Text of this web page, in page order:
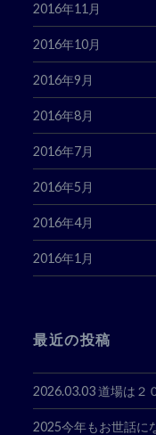
2016年11月
2016年10月
2016年9月
2016年8月
2016年7月
2016年5月
2016年4月
2016年1月
最近の投稿
2026.03.03 道場は２
2025今年もお世話に